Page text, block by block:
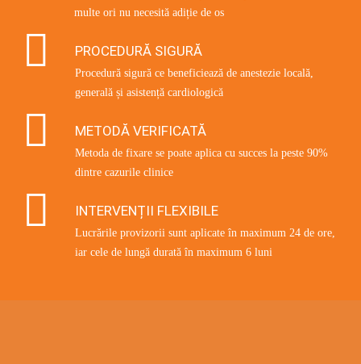
multe ori nu necesită adiție de os
PROCEDURĂ SIGURĂ
Procedură sigură ce beneficiează de anestezie locală,
generală și asistență cardiologică
METODĂ VERIFICATĂ
Metoda de fixare se poate aplica cu succes la peste 90%
dintre cazurile clinice
INTERVENȚII FLEXIBILE
Lucrările provizorii sunt aplicate în maximum 24 de ore,
iar cele de lungă durată în maximum 6 luni